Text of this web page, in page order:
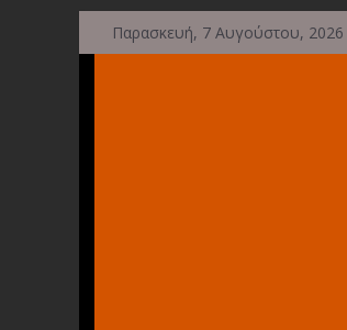
Μετάβαση
σε
Παρασκευή, 7 Αυγούστου, 2026